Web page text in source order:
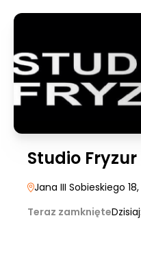
Studio Fryzur
Jana III Sobieskiego 18
Teraz zamknięteDzisiaj: